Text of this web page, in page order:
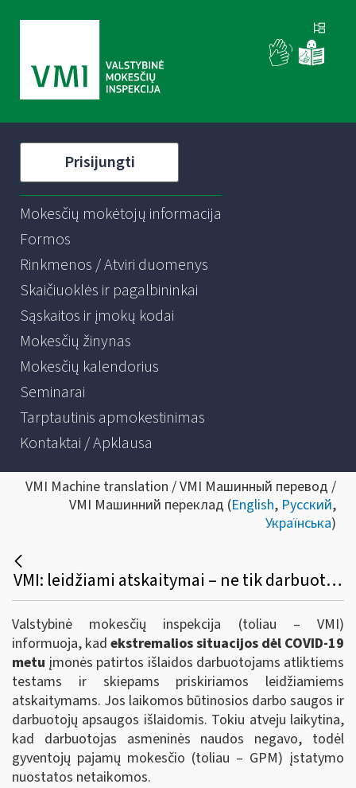
Prisijungti
Mokesčių mokėtojų informacija
Formos
Rinkmenos / Atviri duomenys
Skaičiuoklės ir pagalbininkai
Sąskaitos ir įmokų kodai
Mokesčių žinynas
Mokesčių kalendorius
Seminarai
Tarptautinis apmokestinimas
Kontaktai / Apklausa
VMI Machine translation / VMI Машинный перевод /
VMI Машинний переклад (English, Русский,
Українська)
VMI: leidžiami atskaitymai – ne tik darbuotojų Covid-19 testavimui skiriamos lėšos, bet ir kitos dėl pandemijos patirtos išlaidos
Valstybinė mokesčių inspekcija (toliau – VMI)
informuoja, kad ekstremalios situacijos dėl COVID-19
metu įmonės patirtos išlaidos darbuotojams atliktiems
testams ir skiepams priskiriamos leidžiamiems
atskaitymams. Jos laikomos būtinosios darbo saugos ir
darbuotojų apsaugos išlaidomis. Tokiu atveju laikytina,
kad darbuotojas asmeninės naudos negavo, todėl
gyventojų pajamų mokesčio (toliau – GPM) įstatymo
nuostatos netaikomos.